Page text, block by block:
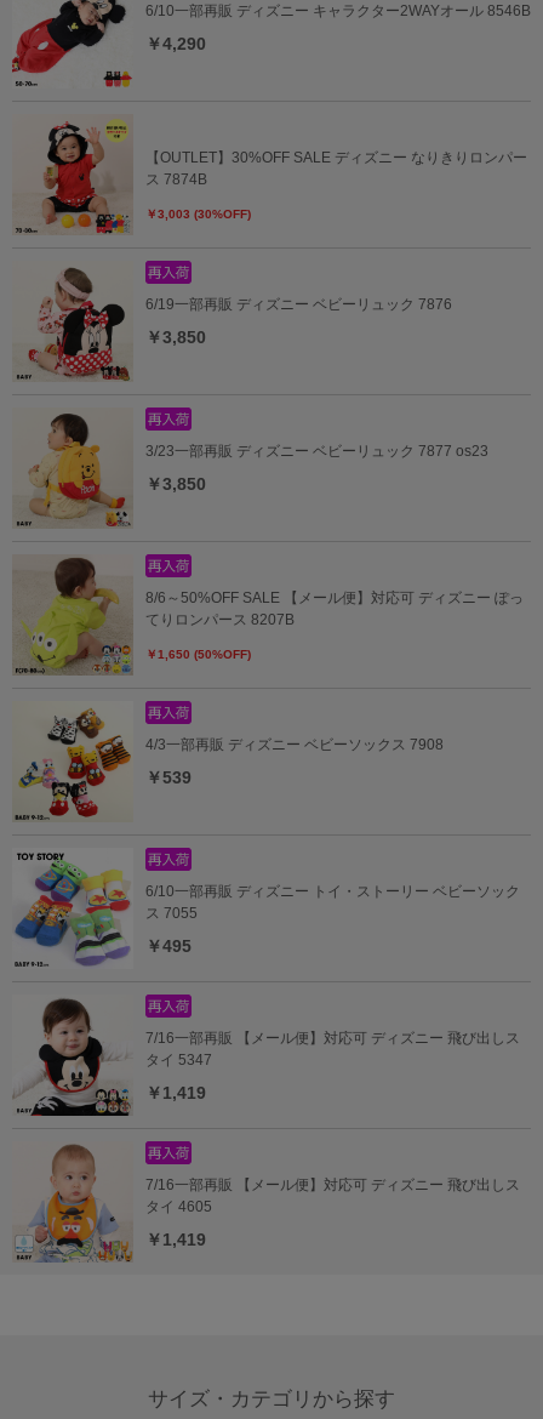
6/10一部再販 ディズニー キャラクター2WAYオール 8546B
￥4,290
【OUTLET】30%OFF SALE ディズニー なりきりロンパー
ス 7874B
￥3,003 (30%OFF)
6/19一部再販 ディズニー ベビーリュック 7876
￥3,850
3/23一部再販 ディズニー ベビーリュック 7877 os23
￥3,850
8/6～50%OFF SALE 【メール便】対応可 ディズニー ぽっ
てりロンパース 8207B
￥1,650 (50%OFF)
4/3一部再販 ディズニー ベビーソックス 7908
￥539
6/10一部再販 ディズニー トイ・ストーリー ベビーソック
ス 7055
￥495
7/16一部再販 【メール便】対応可 ディズニー 飛び出しス
タイ 5347
￥1,419
7/16一部再販 【メール便】対応可 ディズニー 飛び出しス
タイ 4605
￥1,419
サイズ・カテゴリから探す